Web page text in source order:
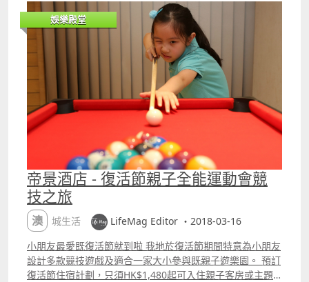
XD 「復活節小兔」蛋糕 鍾意食法國菜嘅朋友，或者係波士
頓龍蝦嘅粉絲，咁就一定要去「寶雅座法國餐廳」， 試一試
「水煮波士頓龍蝦配耶路撒冷亞枝竹蓉及烤胡椒」，絕對包
您話正！ 以上圖片及資料來源：LifeMag Editor﹣澳門美高
梅復活節精選美饌 介紹完「吃」之後， 當然要介紹有咩地
方好「喝」啦！ 澳門隨隨便便，求求其其係皇朝區，都可以
揾到大把好 Club 飲酒啦，做咩要介紹呢間呀？ 三個原因。
（＃扮遊作的少爺） 第一，因為印度人調酒師就係勁； 酒
保及調酒師 Chetan Gangan 圖片來源：Goa Nights 第
二，因為食迷你包嘆酒就係正； 左：咖喱雞迷你漢堡；右：
九款之一的雞尾酒 圖片來源：原來世界這樣大﹣【澳門。食
記】Happy Hour推介 氹仔舊城內的印度酒吧。 第三，因為
有九款雞尾酒就係嘆。 九款雞尾酒任君選擇 圖片來源：文
創遊樂場 米米 Esther Lim﹣時尚酒吧餐廳「果阿之夜」進
駐氹仔 無錯！答案呼之欲出，就係啱啱新開無耐， 位於氹
仔舊城區的「果阿之夜 Goa Nights」。 最啱就係大朋友同
三五知己一齊，係復活節一齊曬月光， 摸摸酒杯底，吹下
水，講下是非，爆下料。 果阿之夜 Goa Nights，試完包您
以後唔會再去皇朝區飲酒。 「吃」同「喝」一共介紹咗三個
香滑的黑芝麻甘納醬，口感層次豐富，而可愛的賓尼兔造型
更讓人愛不釋手；另一款蛋糕則以復活節雞蛋為造型靈感，
主廚特別選用四川花椒製作甘納醬，不但為糕點添上獨特的
芳香，更與當中的芒果醬及牛奶朱古力慕斯完美融合，質感
軟滑，甜而不膩。 澳門美高梅甜點餐廳推出趣緻的賓尼兔及
復活蛋裝飾造型蛋糕。 此外，餐廳於復活節期間限定推出主
題下午茶套餐，包括「黑朱古力撻」、「抹茶黑芝麻撻」、
「松露雞蛋三文治」等超過十款精緻獨特的復活節鹹甜點，
以及兩杯自選飲品。二人份下午茶套餐售價為澳門幣288元
（另加10%服務費）。 賓客亦可選購各式精選節慶糖果為家
人及摯愛送上復活節驚喜！如有查詢，請致電：（853）
8802 2324。 復活節主題下午茶套餐提供超過十款精緻獨特
的復活節鹹甜點。 法式復活節美饌 寶雅座為賓客精心設計
出創意十足的節日菜色，如「水煮波士頓龍蝦配耶路撒冷亞
枝竹蓉及烤胡椒」。 寶雅座法國餐廳為賓客精心設計出創意
十足的節日菜色，於在3月31日至4月2日期間限定供應。包
括主廚推薦的「水煮波士頓龍蝦配耶路撒冷亞枝竹蓉及烤胡
椒」，以及使用慢煮原理烹調的「烤羊腿配忌廉粟米蓉、核
桃及蔬菜」等，均各有特色。查詢及訂座，請致電：
娛樂殿堂
帝景酒店 - 復活節親子全能運動會競
技之旅
澳城生活
LifeMag Editor ・2018-03-16
小朋友最愛既復活節就到啦 我地於復活節期間特意為小朋友
設計多款競技遊戲及適合一家大小參與既親子遊樂園。 預訂
復活節住宿計劃，只須HK$1,480起可入住親子客房或主題